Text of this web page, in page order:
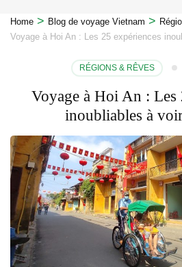
Home > Blog de voyage Vietnam >
Voyage à Hoi An : Les 25 expériences
RÉGIONS & RÊVES
Voyage à Hoi An : Les
inoubliables à